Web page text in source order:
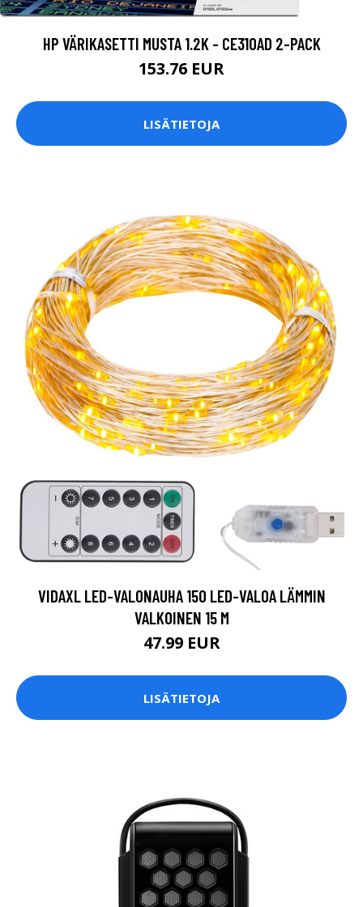
HP VÄRIKASETTI MUSTA 1.2K - CE310AD 2-PACK
153.76 EUR
LISÄTIETOJA
VIDAXL LED-VALONAUHA 150 LED-VALOA LÄMMIN
VALKOINEN 15 M
47.99 EUR
LISÄTIETOJA